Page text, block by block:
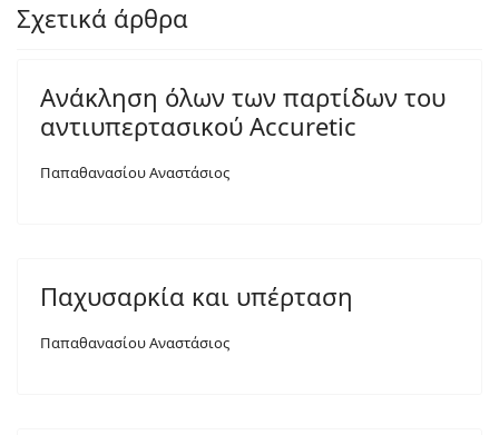
Σχετικά άρθρα
Ανάκληση όλων των παρτίδων του
αντιυπερτασικού Accuretic
Παπαθανασίου Αναστάσιος
Παχυσαρκία και υπέρταση
Παπαθανασίου Αναστάσιος